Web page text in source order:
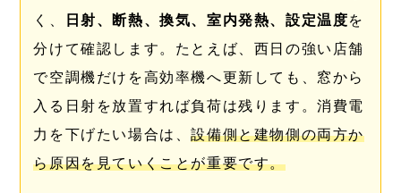
く、
日射、断熱、換気、室内発熱、設定温度を
分けて確認します。たとえば、西日の強い店舗
で空調機だけを高効率機へ更新しても、窓から
入る日射を放置すれば負荷は残ります。消費電
力を下げたい場合は、設備側と建物側の両方か
ら原因を見ていくことが重要です。